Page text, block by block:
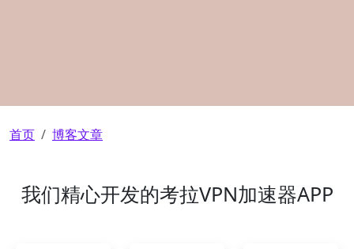
面包屑
首页 博客文章
我们精心开发的考拉VPN加速器APP